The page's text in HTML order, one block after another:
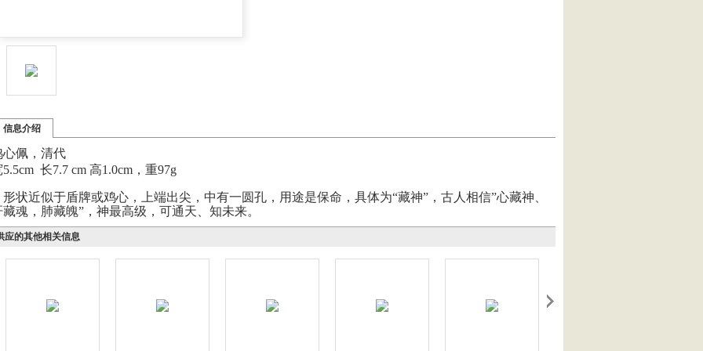
信息介绍
心佩，清代
5.5cm 长7.7 cm 高1.0cm，重97g
状近似于盾牌或鸡心，上端出尖，中有一圆孔，用途是保命，具体为“藏神”，古人相信”心藏神、
藏魂，肺藏魄”，神最高级，可通天、知未来。
的其他相关信息